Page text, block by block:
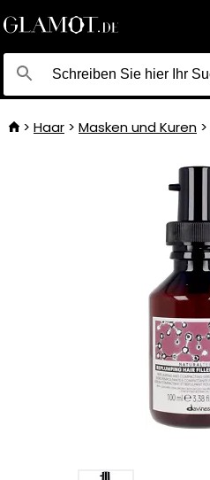
Haar Masken und Kuren